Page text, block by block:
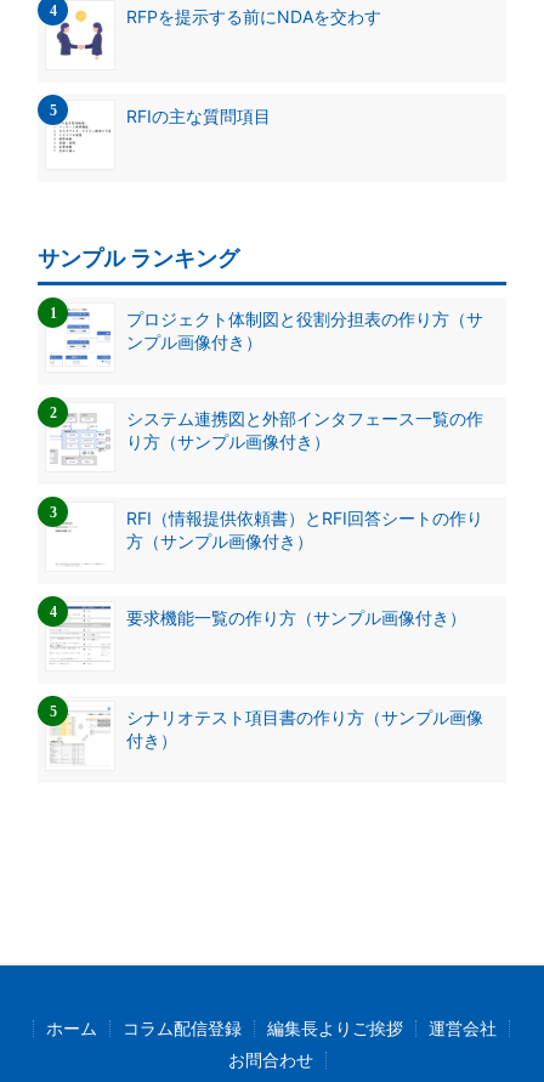
RFPを提示する前にNDAを交わす
RFIの主な質問項目
サンプル ランキング
プロジェクト体制図と役割分担表の作り方（サ
ンプル画像付き）
システム連携図と外部インタフェース一覧の作
り方（サンプル画像付き）
RFI（情報提供依頼書）とRFI回答シートの作り
方（サンプル画像付き）
要求機能一覧の作り方（サンプル画像付き）
シナリオテスト項目書の作り方（サンプル画像
付き）
ホーム コラム配信登録 編集長よりご挨拶
運営会社
お問合わせ